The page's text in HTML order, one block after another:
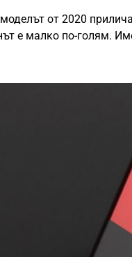
от 2020
е малко по-голям.